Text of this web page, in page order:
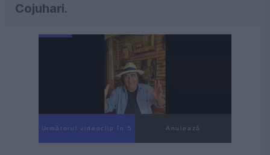
Cojuhari.
Următorul videoclip în 4 Anulează